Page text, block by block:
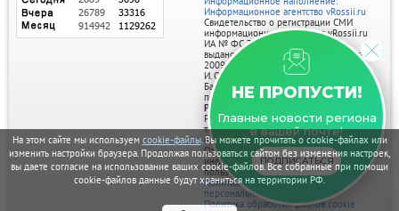
На этом сайте мы используем cookie-файлы. Вы можете прочитать о cookie-файлах или
изменить настройки браузера. Продолжая пользоваться сайтом без изменения настроек,
вы даете согласие на использование ваших cookie-файлов. Все собранные при помощи
cookie-файлов данные будут храниться на территории РФ.
НЕ ПРОПУСТИ!
Главные новости региона
в вашей почте!
ПОДПИСАТЬСЯ
Информационное агентство vRossii.ru
Свидетельство о регистрации СМИ
информационного агентства vRossii.ru
ИА № ФС 77‑35502
выдано РОСКОМНАДЗОРом 04 марта
2009г.
И. О. Главного редактора Нарыков А. Н.
Баннеры на портале размещаются на
правах рекламы.
Реклама на портале:
Рекламное агентство "Умный маркетинг"
тел. 7-910-267-70-40,
email: umnyy.marketing@yandex.ru
Отдельные публикации могут содержать
информацию, не предназначенную для
пользователей до 18 лет.
Политика в отношении обработки
персональных данных
Политика обработки файлов cookie